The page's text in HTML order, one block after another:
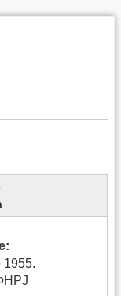
1955.